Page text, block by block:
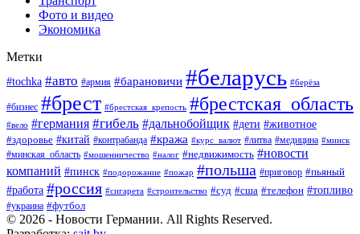
Фото и видео
Экономика
Метки
#tochka #авто #армия #барановичи #беларусь #берёза
#бизнес #брест #брестская_крепость #брестская_область
#вело #германия #гибель #дальнобойщик #дети #животное
#здоровье #китай #контрабанда #кража #курс_валют #литва #медицина #минск
#минская_область #мошенничество #налог #недвижимость #новости
компаний #пинск #подорожание #пожар #польша #приговор #пьяный
#работа #россия #сигарета #строительство #суд #сша #телефон #топливо
#украина #футбол
© 2026 - Новости Германии. All Rights Reserved.